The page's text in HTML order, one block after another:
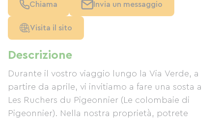
Descrizione
Durante il vostro viaggio lungo la Via Verde, a
partire da aprile, vi invitiamo a fare una sosta a
Les Ruchers du Pigeonnier (Le colombaie di
Pigeonnier). Nella nostra proprietà, potrete
Chiama Invia un messaggio
Visita il sito